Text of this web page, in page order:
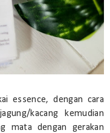
essence, dengan cara
kacang kemudian
mata dengan gerakan